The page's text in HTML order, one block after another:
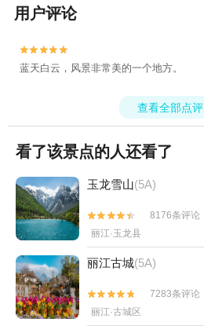
用户评论


蓝天白云，风景非常美的一个地方。
查看全部点评
看了该景点的人还看了
玉龙雪山(5A)


8176条评论
丽江·玉龙县
丽江古城(5A)


7283条评论
丽江·古城区